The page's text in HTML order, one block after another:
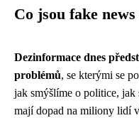
Co jsou fake
Dezinformace dnes
problémů, se kterými se
jak smýšlíme o politice, jak
mají dopad na miliony lidí